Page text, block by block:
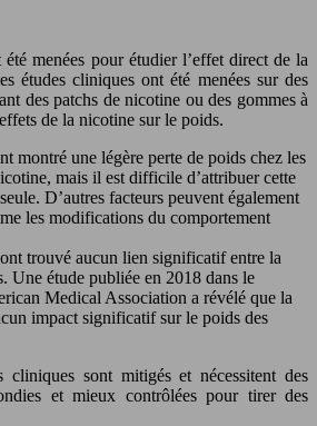
menées pour étudier l’effet direct de la
études cliniques ont été menées sur des
des patchs de nicotine ou des gommes à
de la nicotine sur le poids.
montré une légère perte de poids chez les
mais il est difficile d’attribuer cette
D’autres facteurs peuvent également
les modifications du comportement
trouvé aucun lien significatif entre la
Une étude publiée en 2018 dans le
Medical Association a révélé que la
impact significatif sur le poids des
cliniques sont mitigés et nécessitent des
et mieux contrôlées pour tirer des